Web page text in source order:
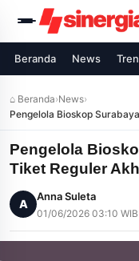
Beranda News
⌂ Beranda›News›
Pengelola Bioskop
Pengelola
Tiket Reguler
A
Anna Suleta
01/06/2026 03:10 WIB